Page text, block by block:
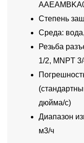
Степень
Среда:
Резьба
1/2, MNPT
дюйма/с)
Диапазон
м3/ч